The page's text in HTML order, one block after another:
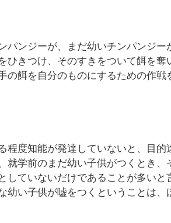
パンジーが、まだ幼いチンパンジ
ひきつけ、そのすきをついて餌を奪
の餌を自分のものにするための作
程度知能が発達していないと、目
就学前のまだ幼い子供がつくとき
していないだけであることが多い
幼い子供が嘘をつくということは、